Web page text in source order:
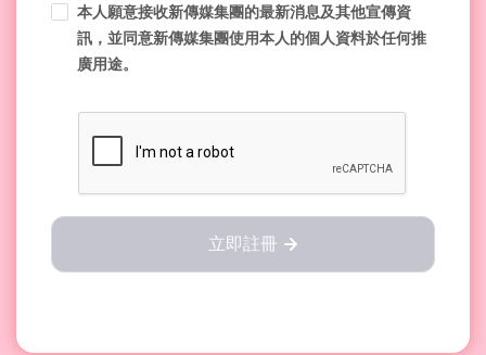
本人願意接收新傳媒集團的最新消息及其他宣傳資
訊，並同意新傳媒集團使用本人的個人資料於任何推
廣用途。
立即註冊